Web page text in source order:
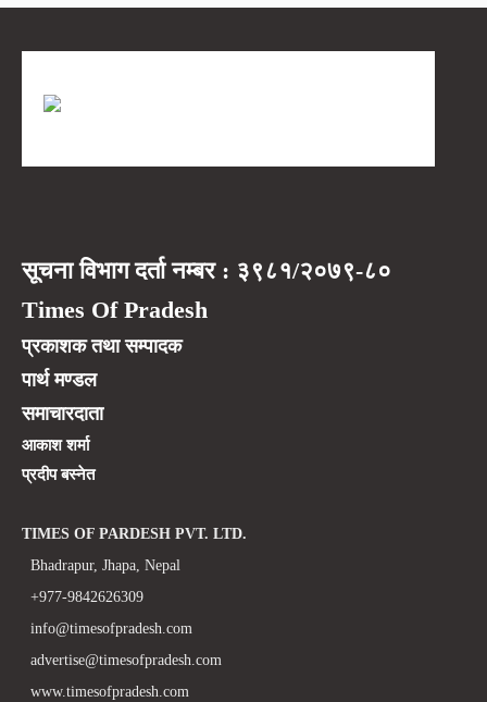
सूचना विभाग दर्ता नम्बर : ३९८१/२०७९-८०
Times Of Pradesh
प्रकाशक तथा सम्पादक
पार्थ मण्डल
समाचारदाता
आकाश शर्मा
प्रदीप बस्नेत
TIMES OF PARDESH PVT. LTD.
Bhadrapur, Jhapa, Nepal
+977-9842626309
info@timesofpradesh.com
advertise@timesofpradesh.com
www.timesofpradesh.com